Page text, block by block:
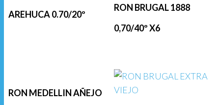
AREHUCA 0.70/20º
RON BRUGAL 1888
0,70/40º X6
RON MEDELLIN AÑEJO